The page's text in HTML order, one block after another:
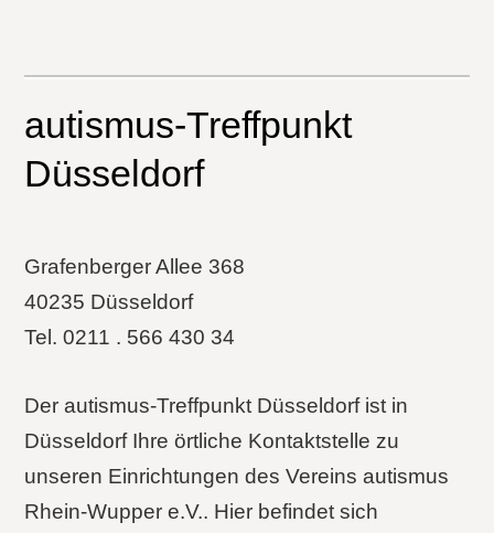
autismus-Treffpunkt
Düsseldorf
Grafenberger Allee 368
40235 Düsseldorf
Tel. 0211 . 566 430 34
Der autismus-Treffpunkt Düsseldorf ist in
Düsseldorf Ihre örtliche Kontaktstelle zu
unseren Einrichtungen des Vereins autismus
Rhein-Wupper e.V.. Hier befindet sich